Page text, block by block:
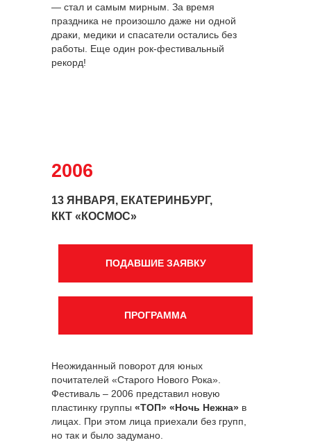
— стал и самым мирным. За время
праздника не произошло даже ни одной
драки, медики и спасатели остались без
работы. Еще один рок-фестивальный
рекорд!
13 ЯНВАРЯ, ЕКАТЕРИНБУРГ,
ККТ «КОСМОС»
Неожиданный поворот для юных
почитателей «Старого Нового Рока».
Фестиваль – 2006 представил новую
пластинку группы «ТОП» «Ночь Нежна» в
лицах. При этом лица приехали без групп,
но так и было задумано.
2006
ПРОГРАММА
ПОДАВШИЕ ЗАЯВКУ